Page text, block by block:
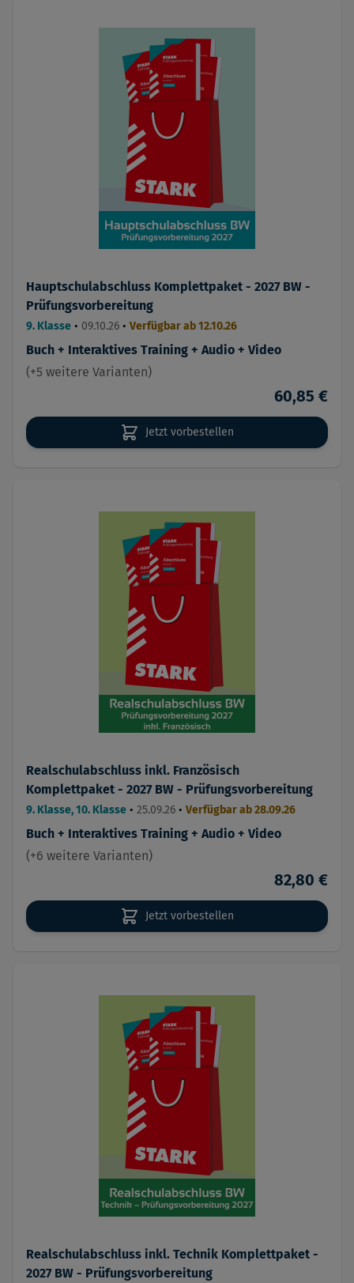
Hauptschulabschluss Komplettpaket - 2027 BW -
Prüfungsvorbereitung
9. Klasse • 09.10.26 • Verfügbar ab 12.10.26
Buch + Interaktives Training + Audio + Video
(+5 weitere Varianten)
60,85 €
Jetzt vorbestellen
Realschulabschluss inkl. Französisch
Komplettpaket - 2027 BW - Prüfungsvorbereitung
9. Klasse, 10. Klasse • 25.09.26 • Verfügbar ab 28.09.26
Buch + Interaktives Training + Audio + Video
(+6 weitere Varianten)
82,80 €
Jetzt vorbestellen
Realschulabschluss inkl. Technik Komplettpaket -
2027 BW - Prüfungsvorbereitung